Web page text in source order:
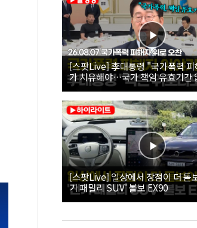
[스팟Live] 李대통령 "국가폭력 피
가 치유해야…국가 책임 유효기간
26.08.07 국가폭력 피해자 위로 오
[스팟Live] 일상에서 장점이 더 돋
기 패밀리 SUV' 볼보 EX90